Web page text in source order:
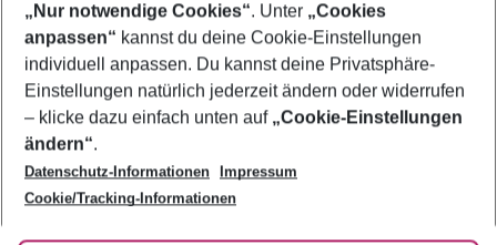
Footer
Footer navigation
Über uns
AGB
Bestpreisgarantie
Cookie-Einstellungen ändern
Cookie-Richtlinie
Agenturbetreuung
Barrierefreies Reisen
Folge uns
„Nur notwendige Cookies“. Unter „Cookies
anpassen“ kannst du deine Cookie-Einstellungen
individuell anpassen. Du kannst deine Privatsphäre-
Einstellungen natürlich jederzeit ändern oder widerrufen
– klicke dazu einfach unten auf „Cookie-Einstellungen
ändern“.
Datenschutz-Informationen
Impressum
Cookie/Tracking-Informationen